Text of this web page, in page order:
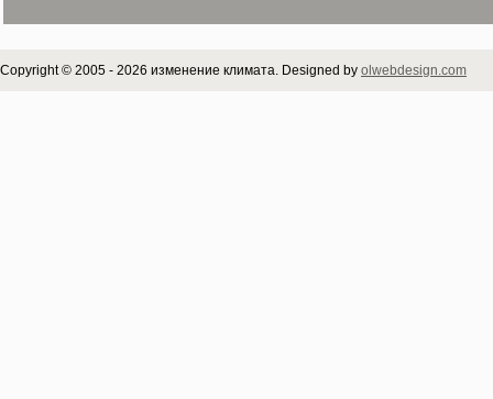
Copyright © 2005 - 2026 изменение климата. Designed by olwebdesign.com